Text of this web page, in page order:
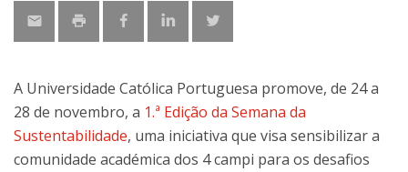
A Universidade Católica Portuguesa promove, de 24 a
28 de novembro, a 1.ª Edição da Semana da
Sustentabilidade, uma iniciativa que visa sensibilizar a
comunidade académica dos 4 campi para os desafios